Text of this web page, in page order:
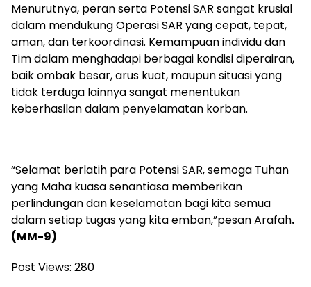
Menurutnya, peran serta Potensi SAR sangat krusial
dalam mendukung Operasi SAR yang cepat, tepat,
aman, dan terkoordinasi. Kemampuan individu dan
Tim dalam menghadapi berbagai kondisi diperairan,
baik ombak besar, arus kuat, maupun situasi yang
tidak terduga lainnya sangat menentukan
keberhasilan dalam penyelamatan korban.
“Selamat berlatih para Potensi SAR, semoga Tuhan
yang Maha kuasa senantiasa memberikan
perlindungan dan keselamatan bagi kita semua
dalam setiap tugas yang kita emban,”pesan Arafah.
(MM-9)
Post Views: 280